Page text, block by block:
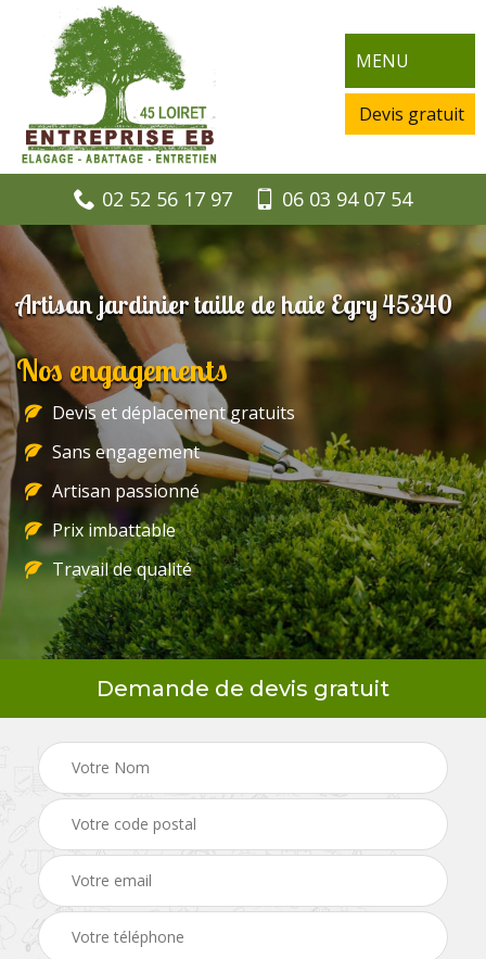
MENU
Devis gratuit
02 52 56 17 97 06 03 94 07 54
Artisan jardinier taille de haie Egry 45340
Nos engagements
Devis et déplacement gratuits
Sans engagement
Artisan passionné
Prix imbattable
Travail de qualité
Demande de devis gratuit